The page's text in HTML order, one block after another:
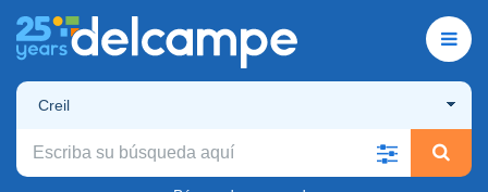
Creil